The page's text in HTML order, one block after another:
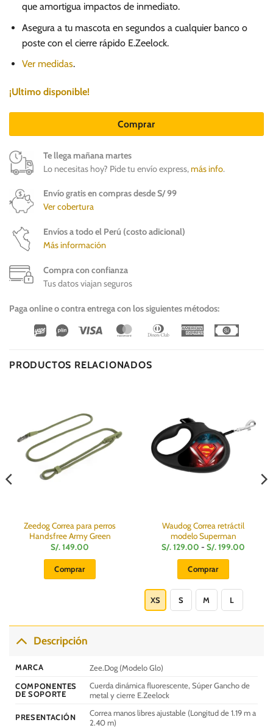
que amortigua impactos de inmediato.
Asegura a tu mascota en segundos a cualquier banco o
poste con el cierre rápido E.Zeelock.
Ver medidas.
¡Ultimo disponible!
Comprar
Te llega mañana martes
Lo necesitas hoy? Pide tu envío express,más info.
Envío gratis en compras desde S/ 99
Ver cobertura
Envíos a todo el Perú (costo adicional)
Más información
Compra con confianza
Tus datos viajan seguros
Paga online o contra entrega con los siguientes métodos:
Wirecard
Vipps Visa MasterCardDinners
American
PRODUCTOS RELACIONADOS
Zeedog Correa para perros
Handsfree Army Green
S/.149.00
Comprar
Waudog Correa retráctil
modelo Superman
S/.129.00 - S/.199.00
Comprar
producto
tiene
pueden
en
XS S M L
Descripción
MARCA
Zee.Dog (Modelo Glo)
COMPONENTES
DE SOPORTE
Cuerda dinámica fluorescente, Súper Gancho de
metal y cierre E.Zeelock
PRESENTACIÓN
Correa manos libres ajustable (Longitud de 1.19 m a
2.40 m)